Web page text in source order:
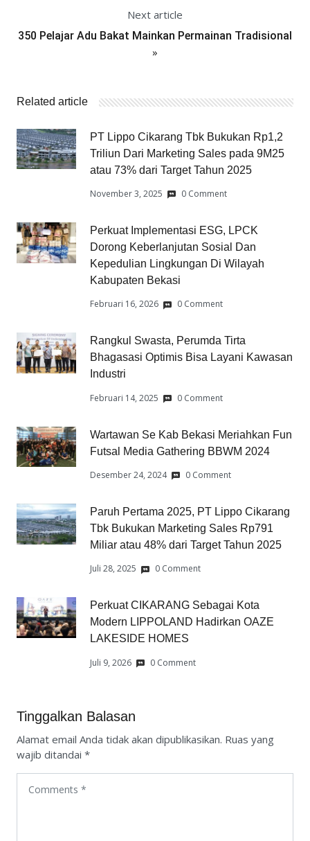
Next article
350 Pelajar Adu Bakat Mainkan Permainan Tradisional
»
Related article
PT Lippo Cikarang Tbk Bukukan Rp1,2
Triliun Dari Marketing Sales pada 9M25
atau 73% dari Target Tahun 2025
November 3, 2025 0 Comment
Perkuat Implementasi ESG, LPCK
Dorong Keberlanjutan Sosial Dan
Kepedulian Lingkungan Di Wilayah
Kabupaten Bekasi
Februari 16, 2026 0 Comment
Rangkul Swasta, Perumda Tirta
Bhagasasi Optimis Bisa Layani Kawasan
Industri
Februari 14, 2025 0 Comment
Wartawan Se Kab Bekasi Meriahkan Fun
Futsal Media Gathering BBWM 2024
Desember 24, 2024 0 Comment
Paruh Pertama 2025, PT Lippo Cikarang
Tbk Bukukan Marketing Sales Rp791
Miliar atau 48% dari Target Tahun 2025
Juli 28, 2025 0 Comment
Perkuat CIKARANG Sebagai Kota
Modern LIPPOLAND Hadirkan OAZE
LAKESIDE HOMES
Juli 9, 2026 0 Comment
Tinggalkan Balasan
Alamat email Anda tidak akan dipublikasikan. Ruas yang
wajib ditandai *